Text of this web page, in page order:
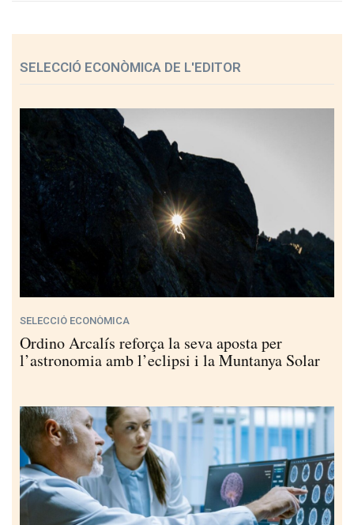
SELECCIÓ ECONÒMICA DE L'EDITOR
SELECCIÓ ECONÒMICA
Ordino Arcalís reforça la seva aposta per
l’astronomia amb l’eclipsi i la Muntanya Solar